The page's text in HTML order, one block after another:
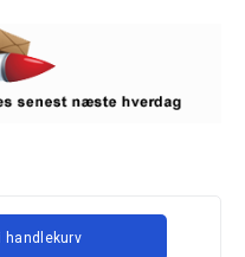
handlekurv